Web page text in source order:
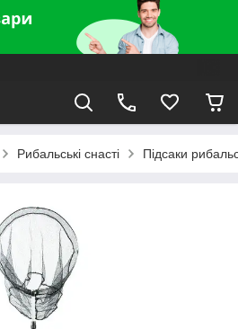
Рибальські снасті Підсаки